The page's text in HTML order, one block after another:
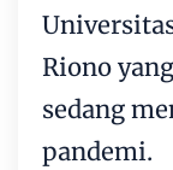
Riono
sedang
pandemi.